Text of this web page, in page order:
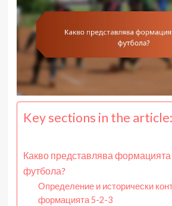
Key sections in the article:
Какво представлява
футбола?
Определение и исторически
формацията 5-2-3